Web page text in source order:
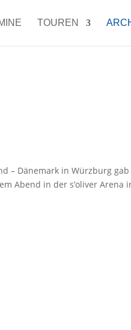
TOUREN
– Dänemark in Würzburg
Abend in der s’oliver Arena